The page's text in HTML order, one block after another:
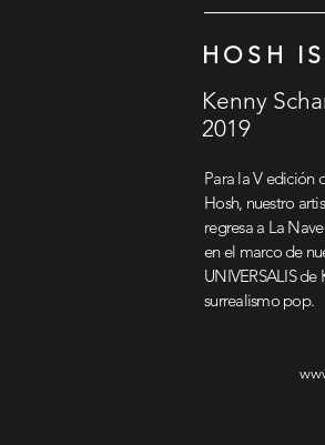
HOSH
Kenny
2019
Para la V edición
Hosh, nuestro
regresa a La
en el marco de
UNIVERSALIS de
surrealismo pop.